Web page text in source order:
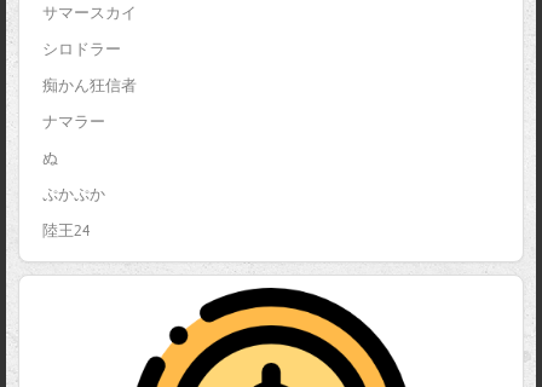
サマースカイ
シロドラー
痴かん狂信者
ナマラー
ぬ
ぷかぷか
陸王24